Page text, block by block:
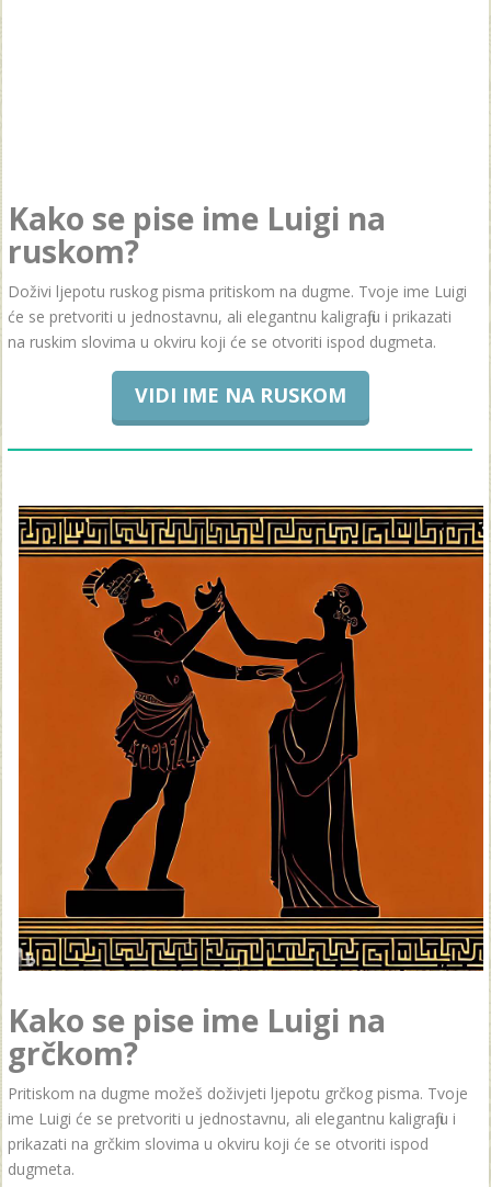
Kako se pise ime Luigi na
ruskom?
Doživi ljepotu ruskog pisma pritiskom na dugme. Tvoje ime Luigi
će se pretvoriti u jednostavnu, ali elegantnu kaligrafiju i prikazati
na ruskim slovima u okviru koji će se otvoriti ispod dugmeta.
VIDI IME NA RUSKOM
Kako se pise ime Luigi na
grčkom?
Pritiskom na dugme možeš doživjeti ljepotu grčkog pisma. Tvoje
ime Luigi će se pretvoriti u jednostavnu, ali elegantnu kaligrafiju i
prikazati na grčkim slovima u okviru koji će se otvoriti ispod
dugmeta.